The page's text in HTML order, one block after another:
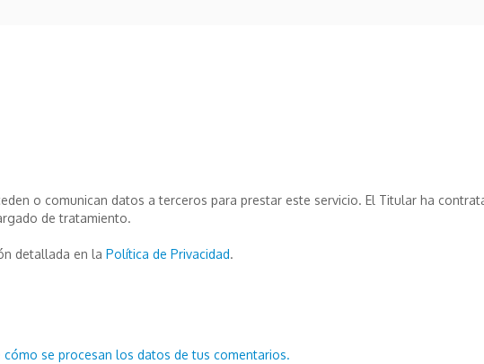
o comunican datos a terceros para prestar este servicio. El Titular ha
de tratamiento.
detallada en la Política de Privacidad.
cómo se procesan los datos de tus comentarios.